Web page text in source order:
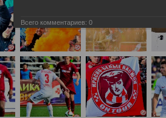
Всего комментариев: 0